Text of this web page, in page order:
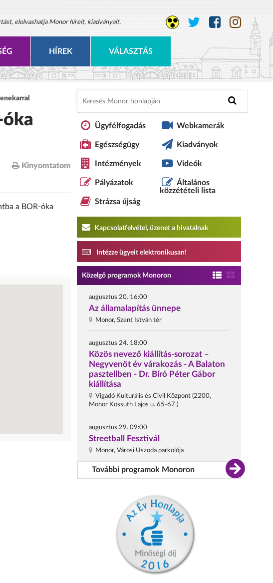
elolvashatja Monor híreit, kiadványait.
HÍREK VÁLASZTÁS
Kinyomtatom
a BOR-óka
Ügyfélfogadás
Egészségügy
Intézmények
Pályázatok
Strázsa újság
Webkamerák
Kiadványok
Videók
Általános
közzétételi lista
Kapcsolatfelvétel, üzenet a hivatalnak
Intézze ügyeit elektronikusan!
Közelgő programok Monoron
augusztus 20. 16:00
Az államalapítás ünnepe
Monor, Szent István tér
augusztus 24. 18:00
Közös nevező kiállítás-sorozat –
Negyvenöt év várakozás - A Balaton
pasztellben - Dr. Bíró Péter Gábor
kiállítása
Vigadó Kulturális és Civil Központ (2200,
Monor Kossuth Lajos u. 65-67.)
augusztus 29. 09:00
Streetball Fesztivál
Monor, Városi Uszoda parkolója
További programok Monoron